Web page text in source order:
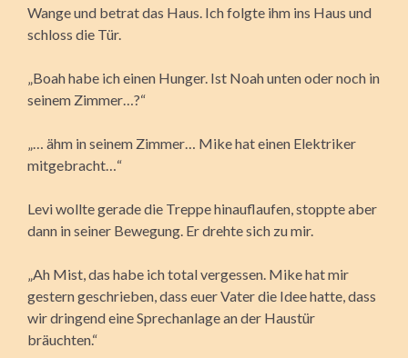
Wange und betrat das Haus. Ich folgte ihm ins Haus und
schloss die Tür.
„Boah habe ich einen Hunger. Ist Noah unten oder noch in
seinem Zimmer…?“
„… ähm in seinem Zimmer… Mike hat einen Elektriker
mitgebracht…“
Levi wollte gerade die Treppe hinauflaufen, stoppte aber
dann in seiner Bewegung. Er drehte sich zu mir.
„Ah Mist, das habe ich total vergessen. Mike hat mir
gestern geschrieben, dass euer Vater die Idee hatte, dass
wir dringend eine Sprechanlage an der Haustür
bräuchten.“